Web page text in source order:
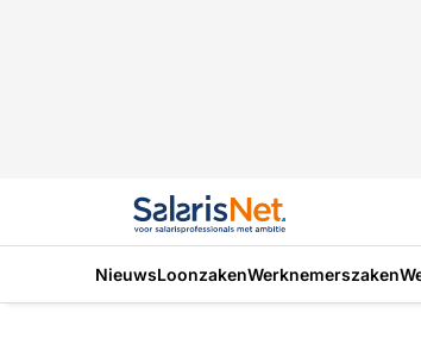
NieuwsLoonzakenWerknemerszaken